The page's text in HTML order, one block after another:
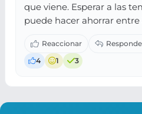
que viene. Esperar a las
puede hacer ahorrar
4 1 3